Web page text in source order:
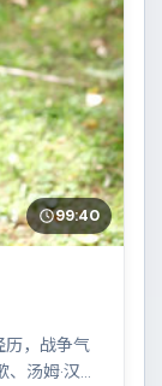
99:40
历，战争气
汤姆·汉克